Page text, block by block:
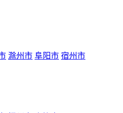
滁州市 阜阳市 宿州市